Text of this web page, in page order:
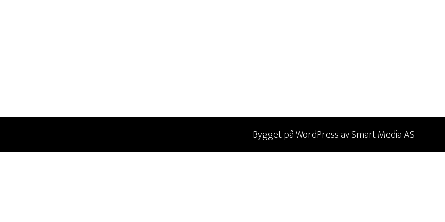
Bygget påWordPressavSmart Media AS